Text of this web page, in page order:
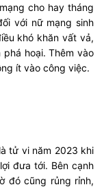
cho hay tháng
với nữ mạng sinh
khó khăn vất vả,
hoại. Thêm vào
ít vào công việc.
tử vi năm 2023 khi
đưa tới. Bên cạnh
đó cũng rủng rỉnh,